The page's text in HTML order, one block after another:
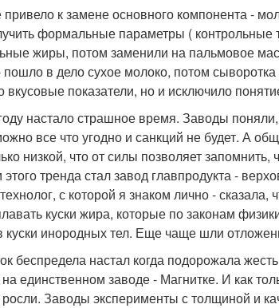
к замене основного компонента -
формальные параметры ( контрольные
жиры, потом заменили на пальмовое
в дело сухое молоко, потом
вкусовые показатели, но и исключило
настало страшное время. Заводы
все что угодно и санкций не будет. А
низкой, что от силы позволяет
тренда стал завод главпродукта -
с которой я знаком лично -
куски жира, которые по законам
куски инородных тел. Еще чаще шли
беспредела настал когда подорожала
единственном заводе - Магнитке. И как
Заводы эксперименты с толщиной и